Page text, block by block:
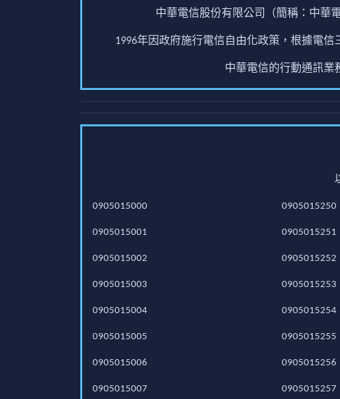
中華電信股份有限公司（簡稱：中華
1996年因政府施行電信自由化政策，根據電
中華電信的行動通訊業務
0905015000
0905015001
0905015002
0905015003
0905015004
0905015005
0905015006
0905015007
0905015250
0905015251
0905015252
0905015253
0905015254
0905015255
0905015256
0905015257